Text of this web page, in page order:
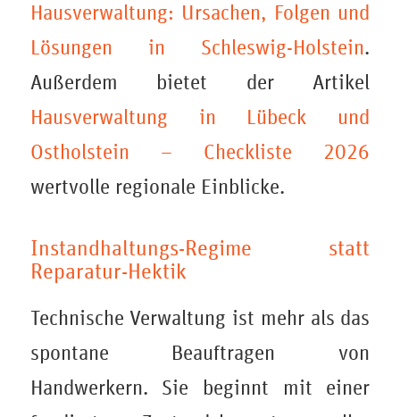
Hausverwaltung: Ursachen, Folgen und
Lösungen in Schleswig-Holstein.
Außerdem bietet der Artikel
Hausverwaltung in Lübeck und
Ostholstein – Checkliste 2026
wertvolle regionale Einblicke.
Instandhaltungs-Regime statt
Reparatur-Hektik
Technische Verwaltung ist mehr als das
spontane Beauftragen von
Handwerkern. Sie beginnt mit einer